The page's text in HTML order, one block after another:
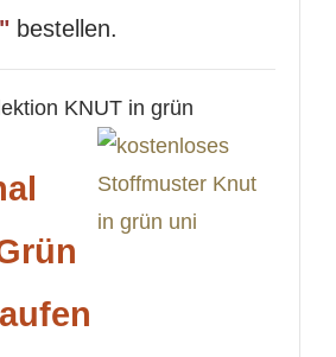
bestellen.
KNUT in grün